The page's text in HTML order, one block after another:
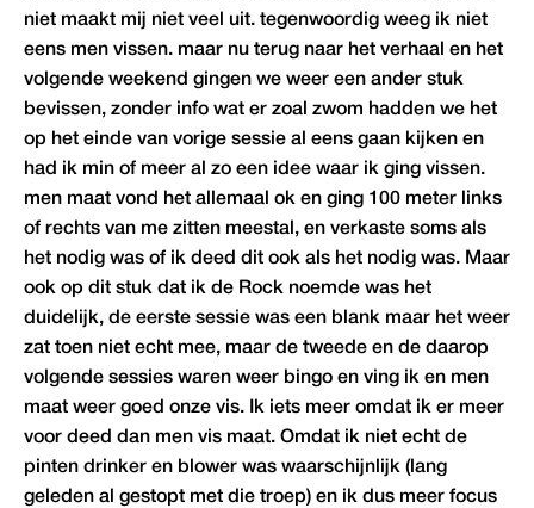
niet maakt mij niet veel uit. tegenwoordig weeg ik niet
eens men vissen. maar nu terug naar het verhaal en het
volgende weekend gingen we weer een ander stuk
bevissen, zonder info wat er zoal zwom hadden we het
op het einde van vorige sessie al eens gaan kijken en
had ik min of meer al zo een idee waar ik ging vissen.
men maat vond het allemaal ok en ging 100 meter links
of rechts van me zitten meestal, en verkaste soms als
het nodig was of ik deed dit ook als het nodig was. Maar
ook op dit stuk dat ik de Rock noemde was het
duidelijk, de eerste sessie was een blank maar het weer
zat toen niet echt mee, maar de tweede en de daarop
volgende sessies waren weer bingo en ving ik en men
maat weer goed onze vis. Ik iets meer omdat ik er meer
voor deed dan men vis maat. Omdat ik niet echt de
pinten drinker en blower was waarschijnlijk (lang
geleden al gestopt met die troep) en ik dus meer focus